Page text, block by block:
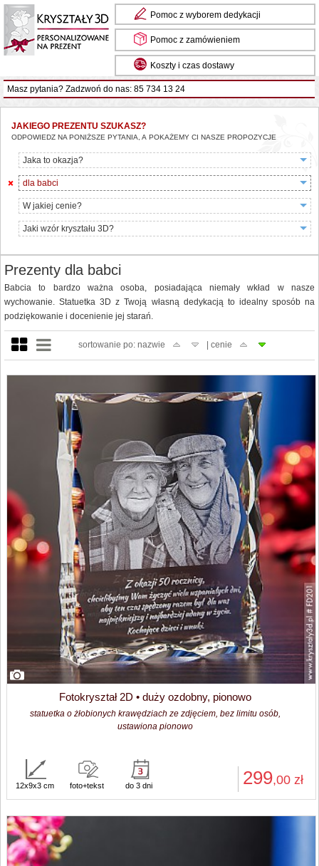
Pomoc z wyborem dedykacji
Pomoc z zamówieniem
Koszty i czas dostawy
Masz pytania? Zadzwoń do nas: 85 734 13 24
JAKIEGO PREZENTU SZUKASZ?
ODPOWIEDZ NA PONIŻSZE PYTANIA, A POKAŻEMY CI NASZE PROPOZYCJE
Jaka to okazja?
dla babci
W jakiej cenie?
Jaki wzór kryształu 3D?
Prezenty dla babci
Babcia to bardzo ważna osoba, posiadająca niemały wkład w nasze
wychowanie. Statuetka 3D z Twoją własną dedykacją to idealny sposób na
podziękowanie i docenienie jej starań.
sortowanie po: nazwie | cenie
Fotokryształ 2D • duży ozdobny, pionowo
statuetka o żłobionych krawędziach ze zdjęciem, bez limitu osób,
ustawiona pionowo
299,00 zł
12x9x3 cm foto+tekst do 3 dni